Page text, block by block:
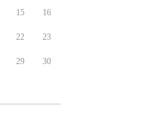
15 16
22 23
29 30